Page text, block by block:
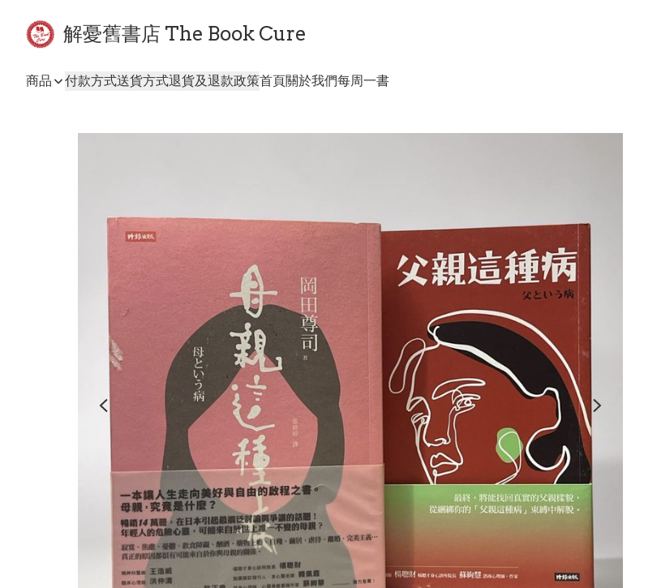
解憂舊書店 The Book Cure
商品 付款方式送貨方式退貨及退款政策首頁關於我們每周一書